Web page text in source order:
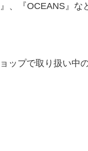
、『OCEANS』
ップで取り扱い中